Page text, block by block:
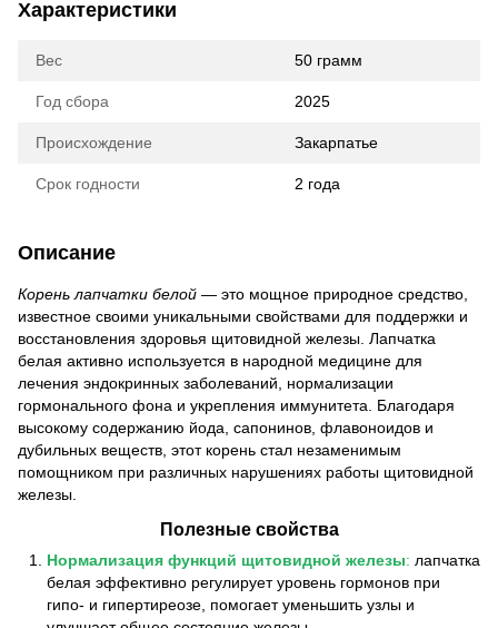
Характеристики
Вес 50 грамм
Год сбора 2025
Происхождение Закарпатье
Срок годности 2 года
Описание
Корень лапчатки белой — это мощное природное средство,
известное своими уникальными свойствами для поддержки и
восстановления здоровья щитовидной железы. Лапчатка
белая активно используется в народной медицине для
лечения эндокринных заболеваний, нормализации
гормонального фона и укрепления иммунитета. Благодаря
высокому содержанию йода, сапонинов, флавоноидов и
дубильных веществ, этот корень стал незаменимым
помощником при различных нарушениях работы щитовидной
железы.
Полезные свойства
Нормализация функций щитовидной железы: лапчатка
белая эффективно регулирует уровень гормонов при
гипо- и гипертиреозе, помогает уменьшить узлы и